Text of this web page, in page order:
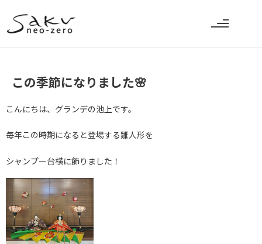
この季節になりました🌸
こんにちは、グランデの池上です。
毎年この時期になると登場する雛人形を
シャンプー台横に飾りました！